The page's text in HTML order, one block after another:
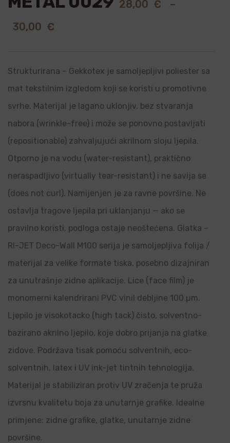
28,00 €
–
30,00 €
Strukturirana – Gekkotex je samoljepljivi poliester sa
mat tekstilnim izgledom koji se koristi u promotivne
svrhe. Materijal je lagano uklonjiv, bez stvaranja
nabora (wrinkle-free) i može se ponovno postavljati
(repositionable) zahvaljujući akrilnom sloju ljepila.
Otporno je na vodu (water-resistant), praktično
neraspadljivo (virtually tear-resistant) i ne savija se
(does not curl). Namijenjen je za ravne površine. Ne
ostavlja tragove ljepila pri uklanjanju — ako se
pravilno koristi, podloga ostaje neoštećena. Glatka –
RI-JET Deco-Wall M100 serija je samoljepljiva folija /
materijal za velike formate tiska, posebno dizajniran
za unutrašnje zidne aplikacije. Lice (face film) je
monomerni kalendrirani PVC vinil debljine 100 µm.
Ljepilo je visokotacko (high tack) čisto, solventno-
bazirano akrilno ljepilo, koje dobro prijanja na glatke
zidove. Podržava tisak pomoću solventnih, eco-
solventnih, latex i UV ink-jet tintnih tehnologija.
Materijal je stabiliziran protiv UV zračenja te pruža
izvrsnu kvalitetu boja za unutarnje grafike. Idealne
primjene: zidne grafike, glatke, unutarnje zidne
površine.